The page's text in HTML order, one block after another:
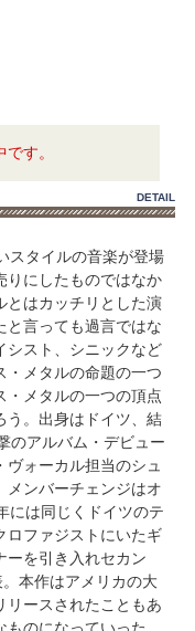
す。
DETAIL
スタイルの音楽が登場
りにしたものではなか
とはカッチリとした演
と言っても過言ではな
シスト、シニックなど
・メタルの命題の一つ
・メタルの一つの頂点
う。出身はドイツ、結
のアルバム・デビュー
ォーカル担当のシュ
メンバーチェンジはオ
には同じくドイツのテ
ロファジストにいたギ
ーを引き入れセカン
本作はアメリカの大
リースされたこともあ
のになっていった。